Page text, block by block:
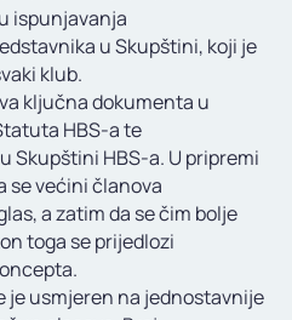
ispunjavanja
u Skupštini, koji je
klub.
ključna dokumenta u
HBS-a te
Skupštini HBS-a. U pripremi
se većini članova
a zatim da se čim bolje
toga se prijedlozi
je usmjeren na jednostavnije